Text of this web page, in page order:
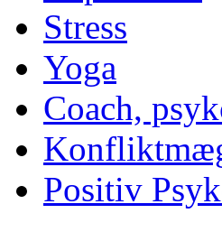
Stress
Yoga
Coach,
Positiv